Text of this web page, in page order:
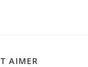
AIMER